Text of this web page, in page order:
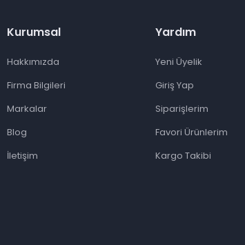
Kurumsal
Hakkımızda
Firma Bilgileri
Markalar
Blog
İletişim
Yardım
Yeni Üyelik
Giriş Yap
Siparişlerim
Favori Ürünlerim
Kargo Takibi